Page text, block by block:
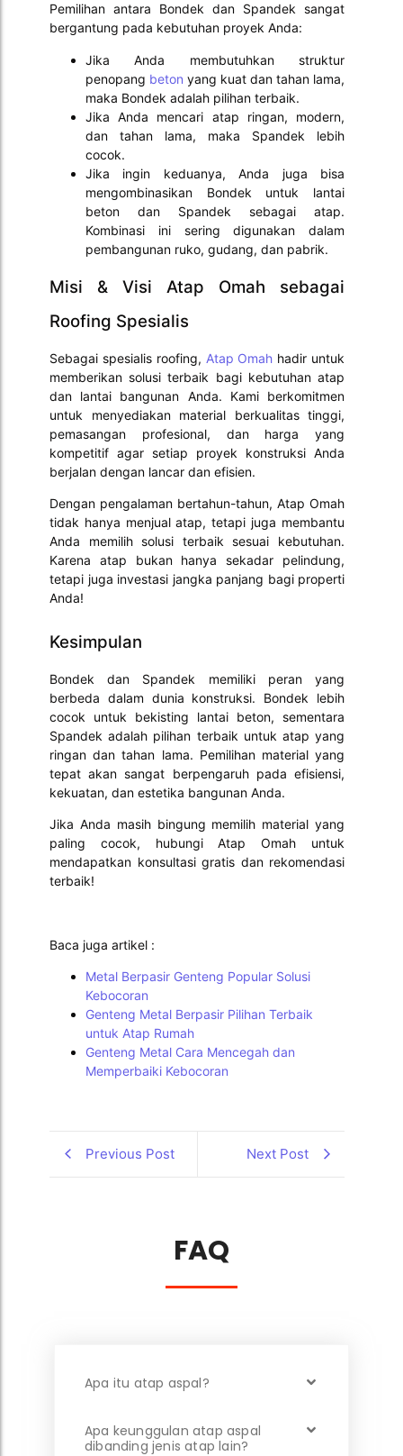
Pemilihan antara Bondek dan Spandek sangat
bergantung pada kebutuhan proyek Anda:
Jika Anda membutuhkan struktur
penopang beton yang kuat dan tahan lama,
maka Bondek adalah pilihan terbaik.
Jika Anda mencari atap ringan, modern,
dan tahan lama, maka Spandek lebih
cocok.
Jika ingin keduanya, Anda juga bisa
mengombinasikan Bondek untuk lantai
beton dan Spandek sebagai atap.
Kombinasi ini sering digunakan dalam
pembangunan ruko, gudang, dan pabrik.
Misi & Visi Atap Omah sebagai
Roofing Spesialis
Sebagai spesialis roofing, Atap Omah hadir untuk
memberikan solusi terbaik bagi kebutuhan atap
dan lantai bangunan Anda. Kami berkomitmen
untuk menyediakan material berkualitas tinggi,
pemasangan profesional, dan harga yang
kompetitif agar setiap proyek konstruksi Anda
berjalan dengan lancar dan efisien.
Dengan pengalaman bertahun-tahun, Atap Omah
tidak hanya menjual atap, tetapi juga membantu
Anda memilih solusi terbaik sesuai kebutuhan.
Karena atap bukan hanya sekadar pelindung,
tetapi juga investasi jangka panjang bagi properti
Anda!
Kesimpulan
Bondek dan Spandek memiliki peran yang
berbeda dalam dunia konstruksi. Bondek lebih
cocok untuk bekisting lantai beton, sementara
Spandek adalah pilihan terbaik untuk atap yang
ringan dan tahan lama. Pemilihan material yang
tepat akan sangat berpengaruh pada efisiensi,
kekuatan, dan estetika bangunan Anda.
Jika Anda masih bingung memilih material yang
paling cocok, hubungi Atap Omah untuk
mendapatkan konsultasi gratis dan rekomendasi
terbaik!
Baca juga artikel :
Metal Berpasir Genteng Popular Solusi
Kebocoran
Genteng Metal Berpasir Pilihan Terbaik
untuk Atap Rumah
Genteng Metal Cara Mencegah dan
Memperbaiki Kebocoran
Previous Post Next Post
FAQ
Apa itu atap aspal?
Apa keunggulan atap aspal
dibanding jenis atap lain?